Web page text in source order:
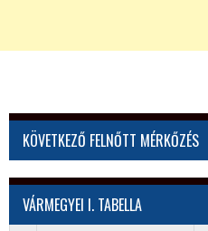
KÖVETKEZŐ FELNŐTT MÉRKŐZÉS
VÁRMEGYEI I. TABELLA